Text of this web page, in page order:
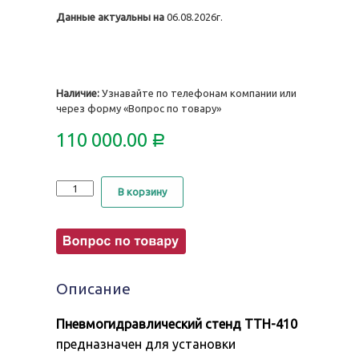
Данные актуальны на 06.08.2026г.
Наличие: Узнавайте по телефонам компании или
через форму «Вопрос по товару»
110 000.00 Р
Количество
Стенд
клепки
тормозных
В корзину
Описание
Пневмогидравлический стенд ТТН-410
предназначен для установки